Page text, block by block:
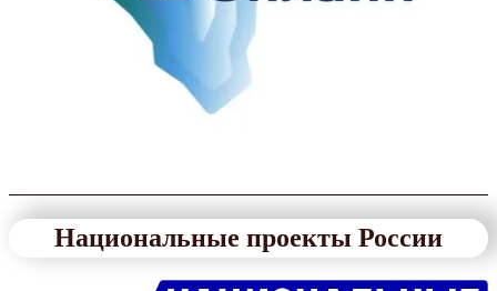
Национальные проекты России